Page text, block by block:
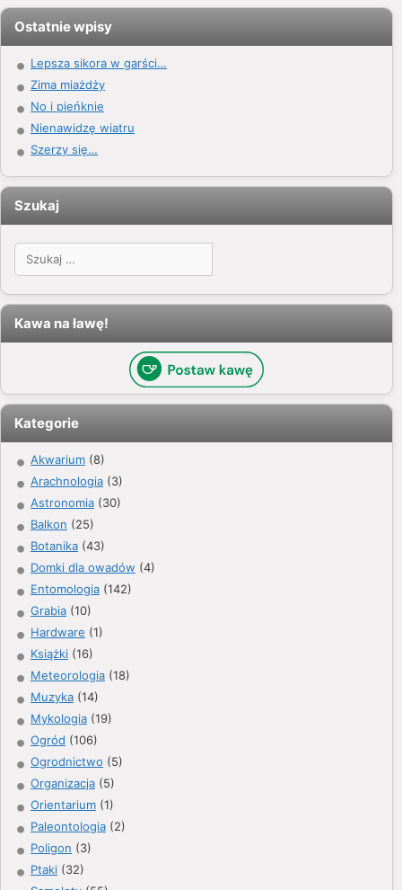
Ostatnie wpisy
Lepsza sikora w garści…
Zima miażdży
No i pieńknie
Nienawidzę wiatru
Szerzy się…
Szukaj
Szukaj:
Kawa na ławę!
Kategorie
Akwarium (8)
Arachnologia (3)
Astronomia (30)
Balkon (25)
Botanika (43)
Domki dla owadów (4)
Entomologia (142)
Grabia (10)
Hardware (1)
Książki (16)
Meteorologia (18)
Muzyka (14)
Mykologia (19)
Ogród (106)
Ogrodnictwo (5)
Organizacja (5)
Orientarium (1)
Paleontologia (2)
Poligon (3)
Ptaki (32)